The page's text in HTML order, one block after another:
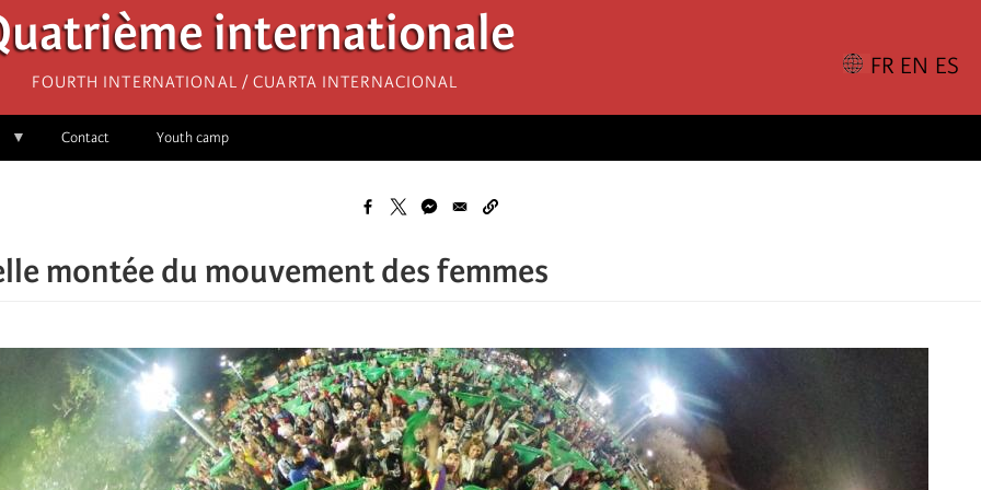
internationale
Fourth International / Cuarta Internacional
Contact Youth camp
montée du mouvement des femmes